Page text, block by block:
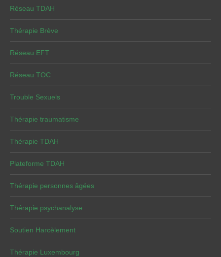
Réseau TDAH
Thérapie Brève
Réseau EFT
Réseau TOC
Trouble Sexuels
Thérapie traumatisme
Thérapie TDAH
Plateforme TDAH
Thérapie personnes âgées
Thérapie psychanalyse
Soutien Harcèlement
Thérapie Luxembourg